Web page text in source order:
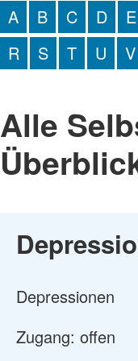
A
B C D E
R
S T U V
Alle
Depressionen
Zugang: offen